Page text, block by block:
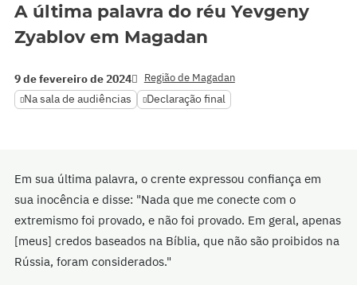
A última palavra do réu Yevgeny
Zyablov em Magadan
9 de fevereiro de 2024 Região de Magadan
Na sala de audiências Declaração final
Em sua última palavra, o crente expressou confiança em
sua inocência e disse: "Nada que me conecte com o
extremismo foi provado, e não foi provado. Em geral, apenas
[meus] credos baseados na Bíblia, que não são proibidos na
Rússia, foram considerados."